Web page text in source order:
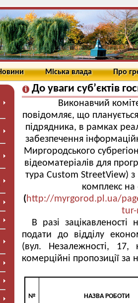
Міська влада Про
До уваги суб’єктів
Виконавчий
повідомляє, що
підрядника, в рамках
забезпечення
Миргородського
відеоматеріалів для
тура Custom StreetView) з
комплекс на
(http://myrgorod.pl.ua/
tur-
В разі
подати до відділу
(вул. Незалежності,
комерційні пропозиції
№ НАЗВА РОБОТИ